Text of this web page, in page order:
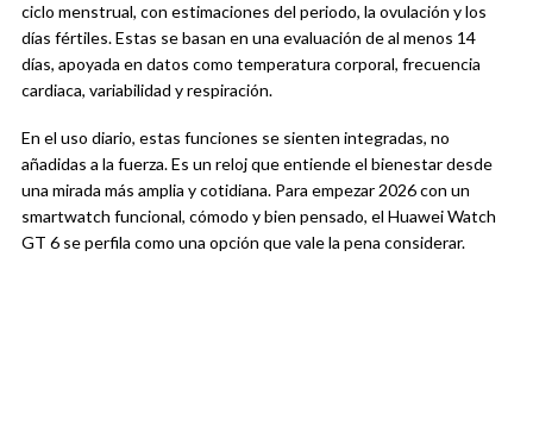
ciclo menstrual, con estimaciones del periodo, la ovulación y los
días fértiles. Estas se basan en una evaluación de al menos 14
días, apoyada en datos como temperatura corporal, frecuencia
cardiaca, variabilidad y respiración.
En el uso diario, estas funciones se sienten integradas, no
añadidas a la fuerza. Es un reloj que entiende el bienestar desde
una mirada más amplia y cotidiana. Para empezar 2026 con un
smartwatch funcional, cómodo y bien pensado, el Huawei Watch
GT 6 se perfila como una opción que vale la pena considerar.